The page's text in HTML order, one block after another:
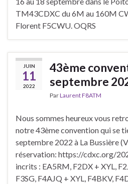
TM43CDXC du 6M au 160M
Florent F5CWU. OQRS
JUIN
11
2022
43ème
septembre
ParLaurent F8ATM
Nous sommes heureux vous
notre 43ème convention qui se
septembre 2022 à La Bussière
réservation: https://cdxc.org/
incrits : EA5RM, F2DX + XYL,
F3SG, F4AJQ + XYL, F4BKV,